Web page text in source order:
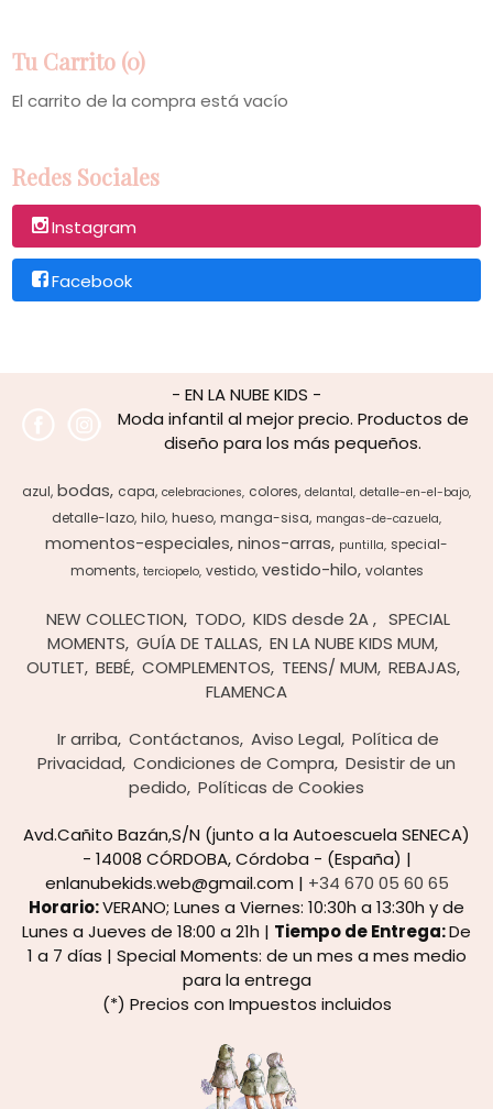
Tu Carrito (0)
El carrito de la compra está vacío
Redes Sociales
Instagram
Facebook
- EN LA NUBE KIDS -
Moda infantil al mejor precio. Productos de
diseño para los más pequeños.
azul bodas capa celebraciones colores delantal detalle-en-el-bajo
detalle-lazo hilo hueso manga-sisa mangas-de-cazuela
momentos-especiales ninos-arras puntilla special-
moments terciopelo vestido vestido-hilo volantes
NEW COLLECTION TODO KIDS desde 2A
SPECIAL
MOMENTS GUÍA DE TALLAS EN LA NUBE KIDS MUM
OUTLET BEBÉ COMPLEMENTOS TEENS/ MUM REBAJAS
FLAMENCA
Ir arriba Contáctanos Aviso Legal Política de
Privacidad Condiciones de Compra Desistir de un
pedido Políticas de Cookies
Avd.Cañito Bazán,S/N (junto a la Autoescuela SENECA)
- 14008 CÓRDOBA, Córdoba - (España) |
enlanubekids.web@gmail.com | +34 670 05 60 65
Horario:VERANO; Lunes a Viernes: 10:30h a 13:30h y de
Lunes a Jueves de 18:00 a 21h | Tiempo de Entrega:De
1 a 7 días | Special Moments: de un mes a mes medio
para la entrega
(*) Precios con Impuestos incluidos